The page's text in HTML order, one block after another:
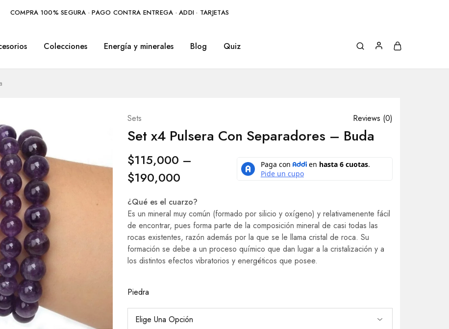
COMPRA 100% SEGURA · PAGO CONTRA ENTREGA · ADDI · TARJETAS
Colecciones Energía y minerales Blog Quiz
Sets Reviews (0)
Set x4 Pulsera Con Separadores – Buda
$115,000 –
$190,000
¿Qué es el cuarzo?
Es un mineral muy común (formado por silicio y oxígeno) y relativamenente fácil
de encontrar, pues forma parte de la composición mineral de casi todas las
rocas existentes, razón además por la que se le llama cristal de roca. Su
formación se debe a un proceso químico que dan lugar a la cristalización y a
los distintos efectos vibratorios y energéticos que posee.
Piedra